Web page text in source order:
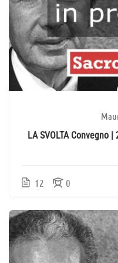
LA SVOLTA Convegno
12 0